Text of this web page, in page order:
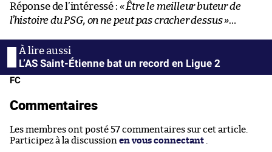
Réponse de l’intéressé : « Être le meilleur buteur de
l’histoire du PSG, on ne peut pas cracher dessus »…
L’AS Saint-Étienne bat un record en Ligue 2
FC
Commentaires
Les membres ont posté 57 commentaires sur cet article.
Participez à la discussion en vous connectant